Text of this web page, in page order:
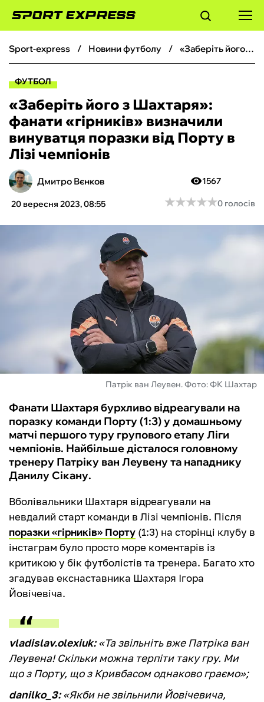
ФУТБОЛ
БОКС
ХОКЕЙ
ТЕНІС
КІБЕРСПОРТ
ЧС-2026
БУКМЕКЕРИ
sport-express новини футболу «Заберіть його з Шахтаря»: фанати «гірників» визначили винуватця поразки від Порту в Лізі чемпіонів
ФУТБОЛ
«Заберіть його з Шахтаря»:
фанати «гірників» визначили
винуватця поразки від Порту в
Лізі чемпіонів
Дмитро Вєнков
20 вересня 2023, 08:55
1567
★★★★★
★★★★★0 голосів
Патрік ван Леувен. Фото: ФК Шахтар
Фанати Шахтаря бурхливо відреагували на
поразку команди Порту (1:3) у домашньому
матчі першого туру групового етапу Ліги
чемпіонів. Найбільше дісталося головному
тренеру Патріку ван Леувену та нападнику
Данилу Сікану.
Вболівальники Шахтаря відреагували на
невдалий старт команди в Лізі чемпіонів. Після
поразки «гірників» Порту (1:3) на сторінці клубу в
інстаграм було просто море коментарів із
критикою у бік футболістів та тренера. Багато хто
згадував екснаставника Шахтаря Ігора
Йовічевіча.
vladislav.olexiuk:«Та звільніть вже Патріка ван
Леувена! Скільки можна терпіти таку гру. Ми
що з Порту, що з Кривбасом однаково граємо»;
danilko_3:«Якби не звільнили Йовічевича,